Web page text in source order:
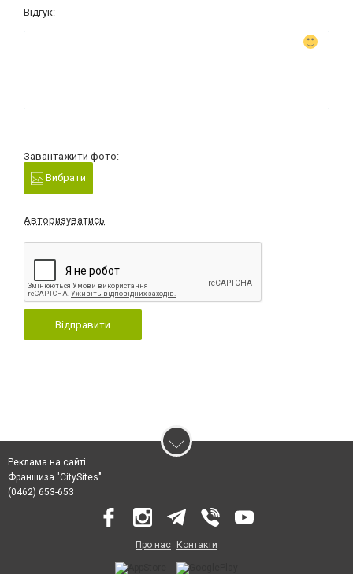
Відгук:
Завантажити фото:
Вибрати
Авторизуватись
Відправити
Реклама на сайті
Франшиза "CitySites"
(0462) 653-653
Про нас Контакти